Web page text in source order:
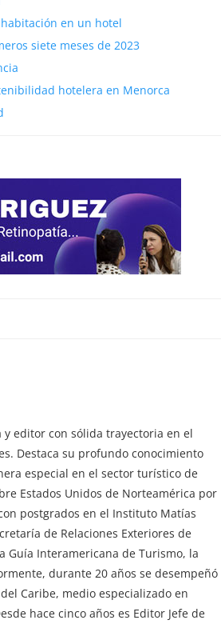
en un hotel
siete meses de 2023
hotelera en Menorca
editor con sólida trayectoria en el
Destaca su profundo conocimiento
especial en el sector turístico de
Estados Unidos de Norteamérica por
postgrados en el Instituto Matías
de Relaciones Exteriores de
Guía Interamericana de Turismo, la
durante 20 años se desempeñó
Caribe, medio especializado en
hace cinco años es Editor Jefe de